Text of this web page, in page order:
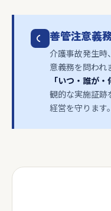
善管注意義
介護事故発生時
意義務を問われ
「いつ・誰が
観的な実施証跡
経営を守ります。